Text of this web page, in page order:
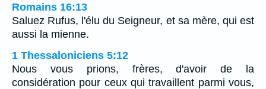
Romains 16:13
Saluez Rufus, l'élu du Seigneur, et sa mère, qui est
aussi la mienne.
1 Thessaloniciens 5:12
Nous vous prions, frères, d'avoir de la
considération pour ceux qui travaillent parmi vous,